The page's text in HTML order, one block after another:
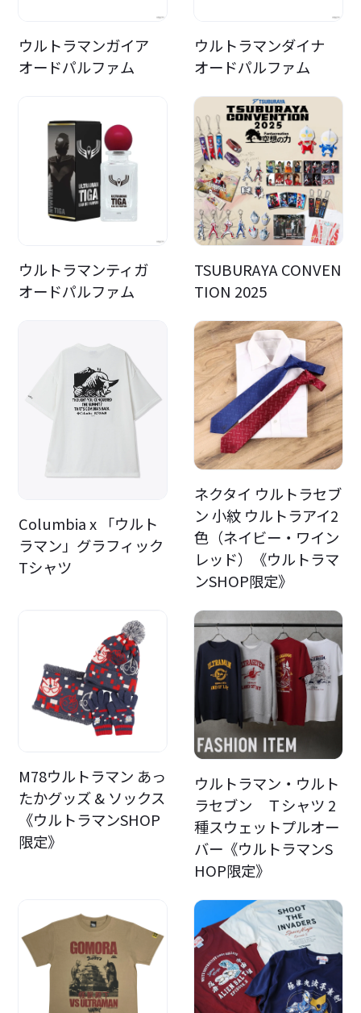
ウルトラマンガイア
オードパルファム
ウルトラマンダイナ
オードパルファム
ウルトラマンティガ
オードパルファム
TSUBURAYA CONVEN
TION 2025
Columbia x 「ウルト
ラマン」グラフィック
Tシャツ
ネクタイ ウルトラセブ
ン 小紋 ウルトラアイ2
色（ネイビー・ワイン
レッド）《ウルトラマ
ンSHOP限定》
M78ウルトラマン あっ
たかグッズ & ソックス
《ウルトラマンSHOP
限定》
ウルトラマン・ウルト
ラセブン Ｔシャツ 2
種スウェットプルオー
バー《ウルトラマンS
HOP限定》